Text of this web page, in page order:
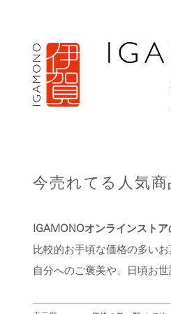
今売れてる人気商
IGAMONOオンラインスト
比較的お手頃な価格の多い
自分へのご褒美や、日頃お